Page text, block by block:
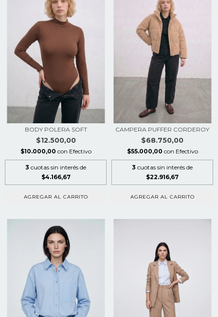
BODY POLERA SOFT
$12.500,00
$10.000,00 con Efectivo
3 cuotas sin interés de
$4.166,67
AGREGAR AL CARRITO
CAMPERA PUFFER CORDEROY
$68.750,00
$55.000,00 con Efectivo
3 cuotas sin interés de
$22.916,67
AGREGAR AL CARRITO